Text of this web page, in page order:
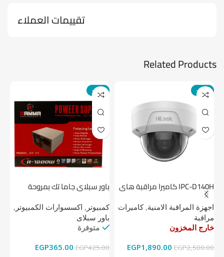
تقييمات العملاء
Related Products
-24%
IPC-D140H كاميرا مراقبة هاى
لوك داخلية 4 ميجا
اجهزة المراقبة الامنية,كاميرات
مراقبة
خارج المخزون
EGP2,500.00
EGP1,890.00
-14%
باور سبلاي جاما تك بمروحة
كمبيوتر , اكسسوارات الكمبيوتر ,
باور سبلاى
متوفرة
EGP425.00
EGP365.00